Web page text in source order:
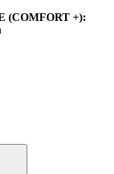
(COMFORT +):